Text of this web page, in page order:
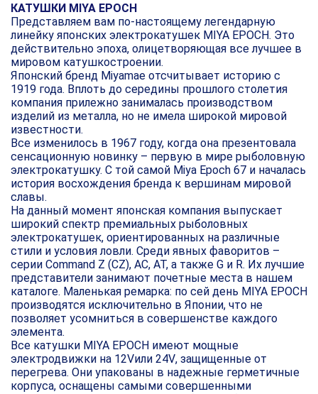
КАТУШКИ MIYA EPOCH
Представляем вам по-настоящему легендарную
линейку японских электрокатушек MIYA EPOCH. Это
действительно эпоха, олицетворяющая все лучшее в
мировом катушкостроении.
Японский бренд Miyamae отсчитывает историю с
1919 года. Вплоть до середины прошлого столетия
компания прилежно занималась производством
изделий из металла, но не имела широкой мировой
известности.
Все изменилось в 1967 году, когда она презентовала
сенсационную новинку – первую в мире рыболовную
электрокатушку. С той самой Miya Epoch 67 и началась
история восхождения бренда к вершинам мировой
славы.
На данный момент японская компания выпускает
широкий спектр премиальных рыболовных
электрокатушек, ориентированных на различные
стили и условия ловли. Среди явных фаворитов –
серии Command Z (CZ), AC, AT, а также G и R. Их лучшие
представители занимают почетные места в нашем
каталоге. Маленькая ремарка: по сей день MIYA EPOCH
производятся исключительно в Японии, что не
позволяет усомниться в совершенстве каждого
элемента.
Все катушки MIYA EPOCH имеют мощные
электродвижки на 12Vили 24V, защищенные от
перегрева. Они упакованы в надежные герметичные
корпуса, оснащены самыми совершенными